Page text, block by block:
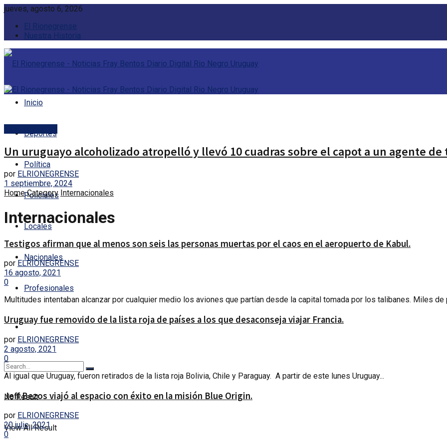
jueves, agosto 6, 2026
El Rionegrense
Nuestra Historia
Inicio
Deportes
Política
Policiales
Locales
Nacionales
Profesionales
No Result
View All Result
Un uruguayo alcoholizado atropelló y llevó 10 cuadras sobre el capot a un agente
por ELRIONEGRENSE
1 septiembre, 2024
Home Category Internacionales
Internacionales
Testigos afirman que al menos son seis las personas muertas por el caos en el aeropuerto de Kabul.
por ELRIONEGRENSE
16 agosto, 2021
0
Multitudes intentaban alcanzar por cualquier medio los aviones que partían desde la capital tomada por los talibanes. Miles de
Uruguay fue removido de la lista roja de países a los que desaconseja viajar Francia.
por ELRIONEGRENSE
2 agosto, 2021
0
Al igual que Uruguay, fueron retirados de la lista roja Bolivia, Chile y Paraguay. A partir de este lunes Uruguay...
Jeff Bezos viajó al espacio con éxito en la misión Blue Origin.
por ELRIONEGRENSE
20 julio, 2021
0